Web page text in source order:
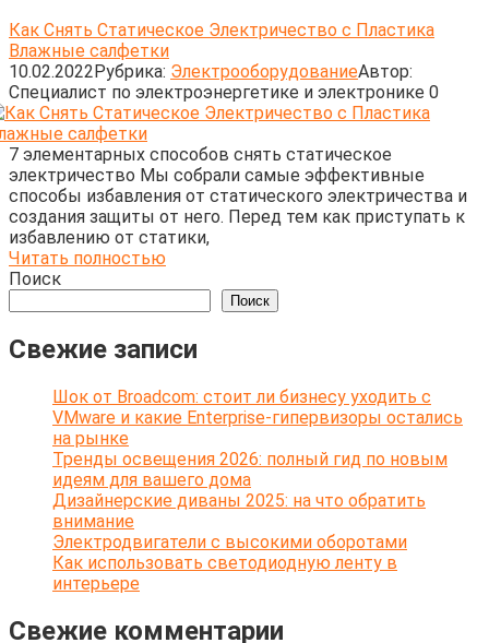
Как Снять Статическое Электричество с Пластика
Влажные салфетки
10.02.2022Рубрика: ЭлектрооборудованиеАвтор:
Cпециалист по электроэнергетике и электронике 0
7 элементарных способов снять статическое
электричество Мы собрали самые эффективные
способы избавления от статического электричества и
создания защиты от него. Перед тем как приступать к
избавлению от статики,
Читать полностью
Поиск
Поиск
Свежие записи
Шок от Broadcom: стоит ли бизнесу уходить с
VMware и какие Enterprise-гипервизоры остались
на рынке
Тренды освещения 2026: полный гид по новым
идеям для вашего дома
Дизайнерские диваны 2025: на что обратить
внимание
Электродвигатели с высокими оборотами
Как использовать светодиодную ленту в
интерьере
Свежие комментарии